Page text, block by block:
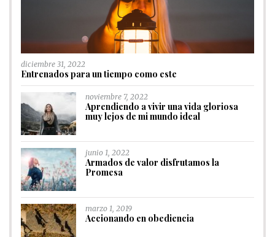
diciembre 31, 2022
Entrenados para un tiempo como este
noviembre 7, 2022
Aprendiendo a vivir una vida gloriosa
muy lejos de mi mundo ideal
junio 1, 2022
Armados de valor disfrutamos la
Promesa
marzo 1, 2019
Accionando en obediencia